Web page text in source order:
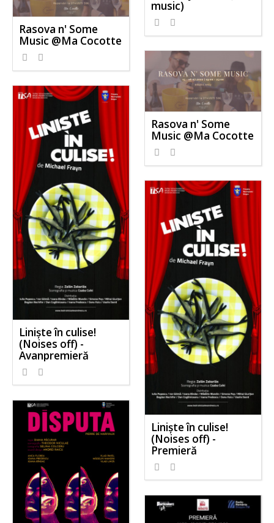
music)
Rasova n' Some
Music @Ma Cocotte
Rasova n' Some
Music @Ma Cocotte
Liniște în culise!
(Noises off) -
Avanpremieră
Liniște în culise!
(Noises off) -
Premieră